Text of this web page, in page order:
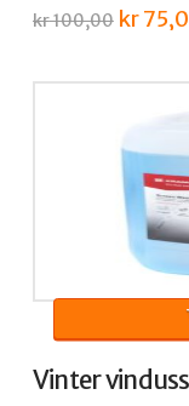
kr100,00
pris
kr
Vinter